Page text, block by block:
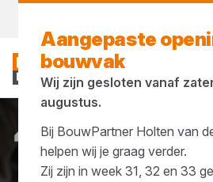
Merken DeWALT
Aangepaste
bouwvak
Wij zijn gesloten vanaf
augustus.
Bij BouwPartner Holten van
helpen wij je graag verder.
Zij zijn in week 31, 32 en 33